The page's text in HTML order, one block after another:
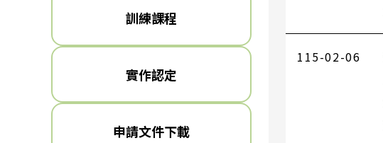
訓練課程
實作認定
申請文件下載
115-02-06